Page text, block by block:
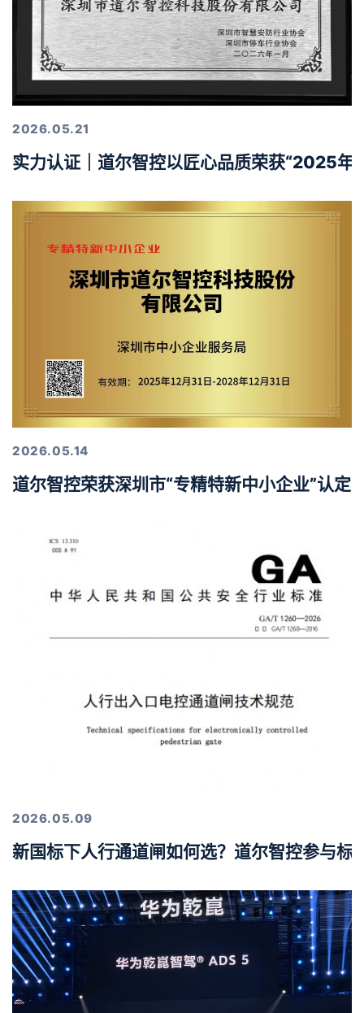
2026.05.21
实力认证｜道尔智控以匠心品质荣获“2025年
2026.05.14
道尔智控荣获深圳市“专精特新中小企业”认定
2026.05.09
新国标下人行通道闸如何选？道尔智控参与标